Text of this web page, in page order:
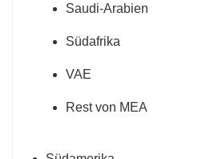
Saudi-Arabien
Südafrika
VAE
Rest von MEA